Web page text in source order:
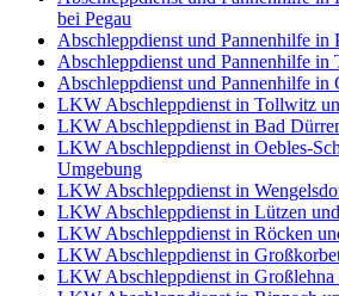
bei Pegau
Abschleppdienst und Pannenhilfe in
Abschleppdienst und Pannenhilfe in
Abschleppdienst und Pannenhilfe in
LKW Abschleppdienst in Tollwitz
LKW Abschleppdienst in Bad
LKW Abschleppdienst in Oebles-
Umgebung
LKW Abschleppdienst in
LKW Abschleppdienst in Lützen
LKW Abschleppdienst in Röcken
LKW Abschleppdienst in
LKW Abschleppdienst in Großlehna